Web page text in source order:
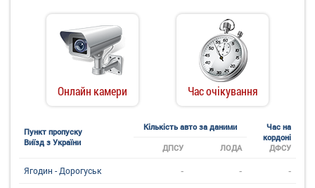
Онлайн камери Час очікування
Пункт пропуску
Виїзд з України
Кількість авто за даними
Час на
кордоні
ДФСУ
ДПСУ ЛОДА
Ягодин - Дорогуськ - - -